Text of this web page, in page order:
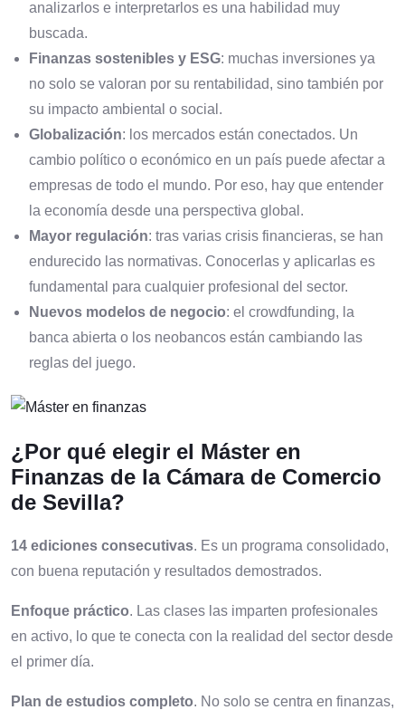
analizarlos e interpretarlos es una habilidad muy
buscada.
Finanzas sostenibles y ESG: muchas inversiones ya
no solo se valoran por su rentabilidad, sino también por
su impacto ambiental o social.
Globalización: los mercados están conectados. Un
cambio político o económico en un país puede afectar a
empresas de todo el mundo. Por eso, hay que entender
la economía desde una perspectiva global.
Mayor regulación: tras varias crisis financieras, se han
endurecido las normativas. Conocerlas y aplicarlas es
fundamental para cualquier profesional del sector.
Nuevos modelos de negocio: el crowdfunding, la
banca abierta o los neobancos están cambiando las
reglas del juego.
¿Por qué elegir el Máster en
Finanzas de la Cámara de Comercio
de Sevilla?
14 ediciones consecutivas. Es un programa consolidado,
con buena reputación y resultados demostrados.
Enfoque práctico. Las clases las imparten profesionales
en activo, lo que te conecta con la realidad del sector desde
el primer día.
Plan de estudios completo. No solo se centra en finanzas,